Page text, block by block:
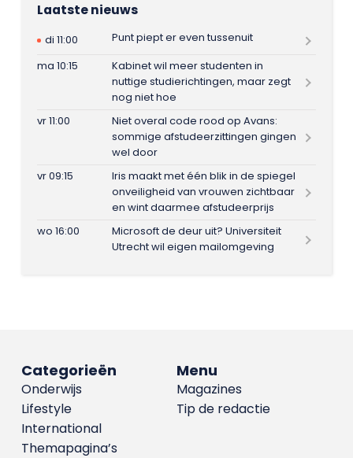
Laatste nieuws
di 11:00
Punt piept er even tussenuit
ma 10:15
Kabinet wil meer studenten in
nuttige studierichtingen, maar zegt
nog niet hoe
vr 11:00
Niet overal code rood op Avans:
sommige afstudeerzittingen gingen
wel door
vr 09:15
Iris maakt met één blik in de spiegel
onveiligheid van vrouwen zichtbaar
en wint daarmee afstudeerprijs
wo 16:00
Microsoft de deur uit? Universiteit
Utrecht wil eigen mailomgeving
Menu
Magazines
Tip de redactie
Categorieën
Onderwijs
Lifestyle
International
Themapagina’s